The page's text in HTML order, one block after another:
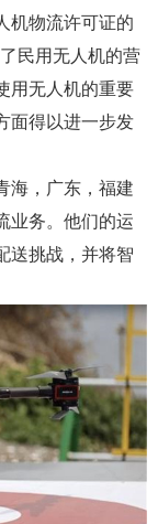
机物流许可证的
民用无人机的营
用无人机的重要
面得以进一步发
海，广东，福建
业务。他们的运
送挑战，并将智